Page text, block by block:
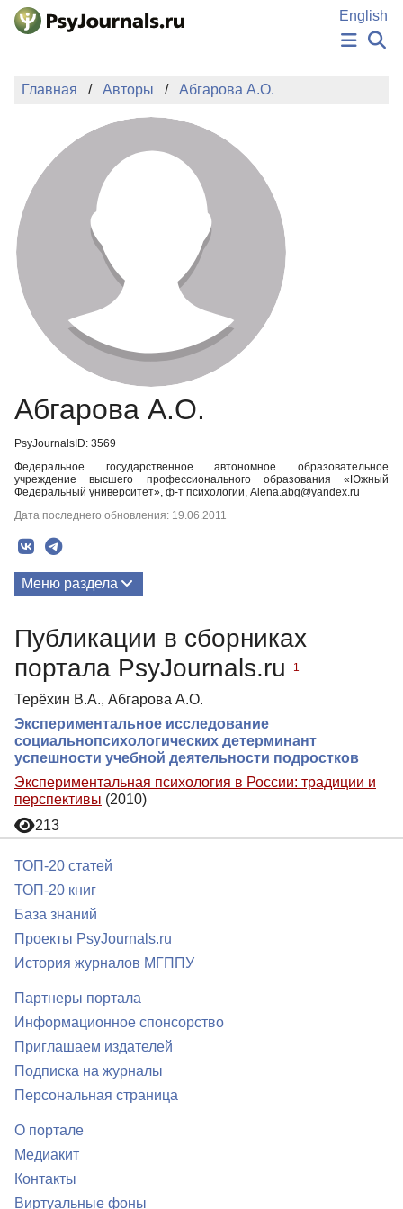
Перейти к основному содержанию
English
НОВОСТИ
АВТОРЫ
ПОДАТЬ РУКОПИСЬ
БАЗА ЗНАНИЙ
КЛЮЧЕВЫЕ СЛОВА
Регистрация
Главная Авторы Абгарова А.О.
Абгарова А.О.
PsyJournalsID: 3569
Федеральное государственное автономное образовательное
учреждение высшего профессионального образования «Южный
Федеральный университет», ф-т психологии, Alena.abg@yandex.ru
Дата последнего обновления: 19.06.2011
Меню раздела
Биография
Публикации в сборниках
портала PsyJournals.ru
1
Терёхин В.А., Абгарова А.О.
Экспериментальное исследование
социальнопсихологических детерминант
успешности учебной деятельности подростков
Экспериментальная психология в России: традиции и
перспективы (2010)
213
ТОП-20 статей
ТОП-20 книг
База знаний
Проекты PsyJournals.ru
История журналов МГППУ
Партнеры портала
Информационное спонсорство
Приглашаем издателей
Подписка на журналы
Персональная страница
О портале
Медиакит
Контакты
Виртуальные фоны